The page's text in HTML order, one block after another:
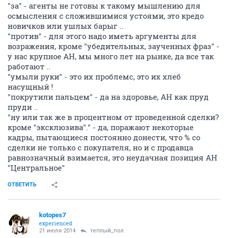
"за" - агенты не готовы к такому мышлению для
осмысления с сложившимися устоями, это кредо
новичков или ушлых барыг ..
"против" - для этого надо иметь аргументы для
возражения, кроме "убедительных, заученных фраз" -
у нас крупное АН, мы много лет на рынке, да все так
работают ..
"умыли руки" - это их проблемс, это их хлеб
насущный !
"покрутили пальцем" - да на здоровье, АН как пруд
пруди ..
"ну или так же в процентном от проведенной сделки?
кроме "эксклюзива"." - да, поражают некоторые
кадры, пытающиеся постоянно донести, что % со
сделки не только с покупателя, но и с продавца
равнозначный взимается, это неудачная позиция АН
"Центральное"
ОТВЕТИТЬ
kotopes7
experienced
21 июля 2014 теплый_пол